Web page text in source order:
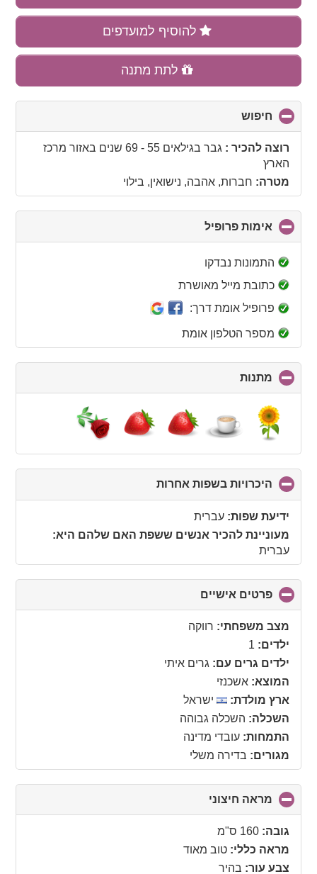
להוסיף למועדפים
לתת מתנה
חיפוש
to
collapseרוצה להכיר : גבר בגילאים 55 - 69 שנים באזור מרכז
הארץ
מטרה: חברות, אהבה, נישואין, בילוי
אימות פרופיל
to
התמונות נבדקו
כתובת מייל מאושרת
פרופיל אומת דרך:
מספר הטלפון אומת
מתנות
to
contents
היכרויות בשפות אחרות
to
ידיעת שפות: עברית
מעוניינת להכיר אנשים ששפת האם שלהם היא:
עברית
פרטים אישיים
to
collapse
מצב משפחתי: רווקה
ילדים: 1
ילדים גרים עם: גרים איתי
המוצא: אשכנזי
ארץ מולדת:
ישראל
השכלה: השכלה גבוהה
התמחות: עובדי מדינה
מגורים: בדירה משלי
מראה חיצוני
to
גובה: 160 ס"מ
מראה כללי: טוב מאוד
צבע עור: בהיר